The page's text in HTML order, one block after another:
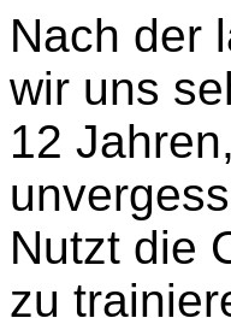
Nach der
wir uns
12
Nutzt die
zu